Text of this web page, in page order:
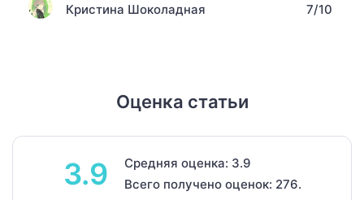
Кристина Шоколадная 7/10
Оценка статьи
3.9
Средняя оценка: 3.9
Всего получено оценок: 276.